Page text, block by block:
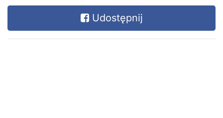
Udostępnij